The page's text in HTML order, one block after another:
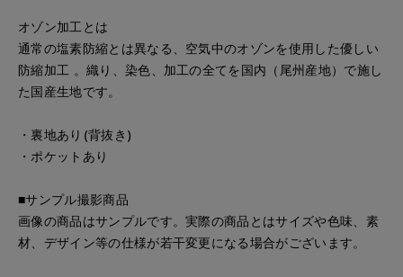
オゾン加工とは
通常の塩素防縮とは異なる、空気中のオゾンを使用した優しい
防縮加工 。織り、染色、加工の全てを国内（尾州産地）で施し
た国産生地です。
・裏地あり(背抜き)
・ポケットあり
■サンプル撮影商品
画像の商品はサンプルです。実際の商品とはサイズや色味、素
材、デザイン等の仕様が若干変更になる場合がございます。